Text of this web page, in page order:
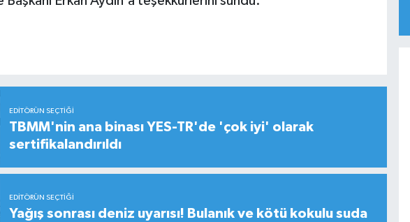
EDITÖRÜN SEÇTIĞI
TBMM'nin ana binası YES-TR'de 'çok iyi' olarak
sertifikalandırıldı
EDITÖRÜN SEÇTIĞI
Yağış sonrası deniz uyarısı! Bulanık ve kötü kokulu suda